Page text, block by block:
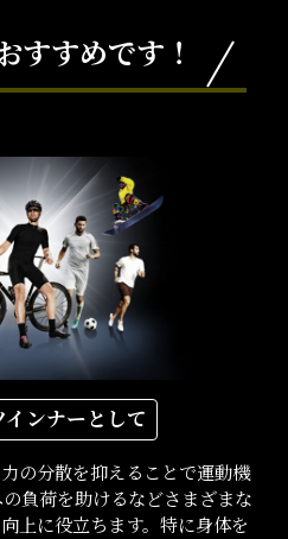
すすめです！
インナーとして
の分散を抑えることで運動機
負荷を助けるなどさまざまな
上に役立ちます。特に身体を